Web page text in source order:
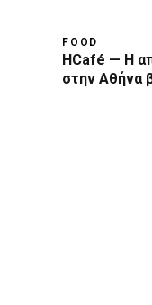
FOOD
HCafé — Η
στην Αθήνα